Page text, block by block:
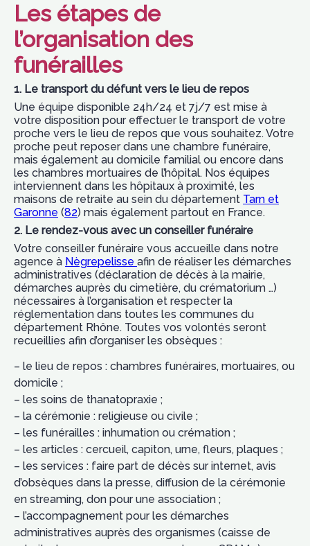
Les étapes de
l’organisation des
funérailles
1. Le transport du défunt vers le lieu de repos
Une équipe disponible 24h/24 et 7j/7 est mise à
votre disposition pour effectuer le transport de votre
proche vers le lieu de repos que vous souhaitez. Votre
proche peut reposer dans une chambre funéraire,
mais également au domicile familial ou encore dans
les chambres mortuaires de l’hôpital. Nos équipes
interviennent dans les hôpitaux à proximité, les
maisons de retraite au sein du département Tarn et
Garonne (82) mais également partout en France.
2. Le rendez-vous avec un conseiller funéraire
Votre conseiller funéraire vous accueille dans notre
agence à Nègrepelisse afin de réaliser les démarches
administratives (déclaration de décès à la mairie,
démarches auprès du cimetière, du crématorium …)
nécessaires à l’organisation et respecter la
réglementation dans toutes les communes du
département Rhône. Toutes vos volontés seront
recueillies afin d’organiser les obsèques :
– le lieu de repos : chambres funéraires, mortuaires, ou
domicile ;
– les soins de thanatopraxie ;
– la cérémonie : religieuse ou civile ;
– les funérailles : inhumation ou crémation ;
– les articles : cercueil, capiton, urne, fleurs, plaques ;
– les services : faire part de décès sur internet, avis
d’obsèques dans la presse, diffusion de la cérémonie
en streaming, don pour une association ;
– l’accompagnement pour les démarches
administratives auprès des organismes (caisse de